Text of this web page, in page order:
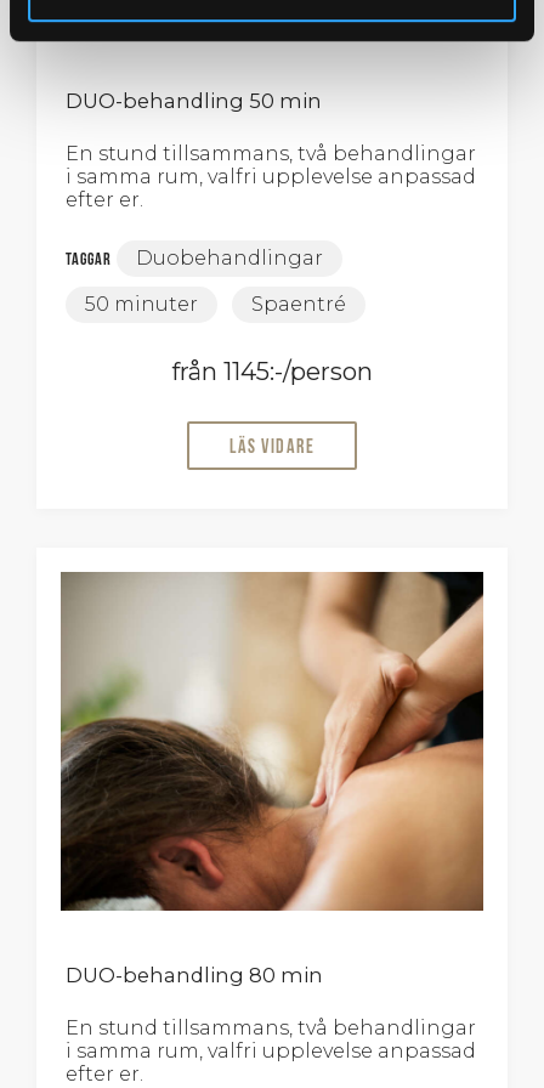
DUO-behandling 50 min
En stund tillsammans, två behandlingar
i samma rum, valfri upplevelse anpassad
efter er.
Taggar
Duobehandlingar
50 minuter
Spaentré
från 1145:-/person
Läs vidare
DUO-behandling 80 min
En stund tillsammans, två behandlingar
i samma rum, valfri upplevelse anpassad
efter er.